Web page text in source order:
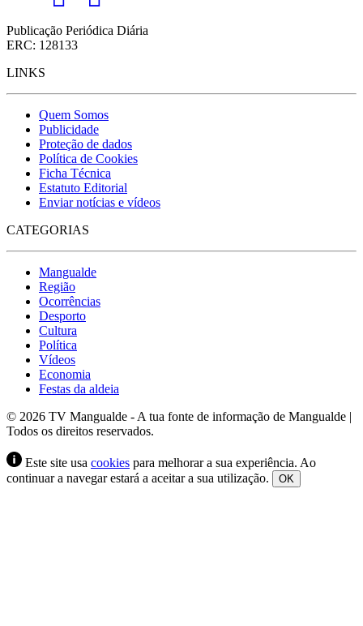
Publicação Periódica Diária
ERC: 128133
LINKS
Quem Somos
Publicidade
Proteção de dados
Política de Cookies
Ficha Técnica
Estatuto Editorial
Enviar notícias e vídeos
CATEGORIAS
Mangualde
Região
Ocorrências
Desporto
Cultura
Política
Vídeos
Economia
Festas da aldeia
© 2026 TV Mangualde - A tua fonte de informação de Mangualde |
Todos os direitos reservados.
Este site usa cookies para melhorar a sua experiência. Ao
continuar a navegar estará a aceitar a sua utilização.
OK